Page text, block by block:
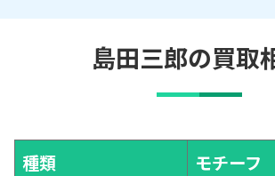
島田三郎の買取
種類 モチーフ